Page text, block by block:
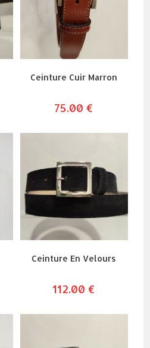
Ceinture Cuir Marron
75.00€
Ceinture En Velours
112.00€